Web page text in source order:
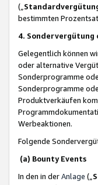
(„
bestimmten
4. Sondervergütung
Gelegentlich können
oder alternative
Sonderprogramme
Sonderprogramme
Produktverkäufen
Werbeaktionen.
Folgende
(a) Bounty Events
In den in derAnlage („